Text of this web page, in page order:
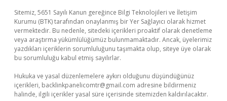
Sitemiz, 5651 Sayılı Kanun gereğince Bilgi Teknolojileri ve İletişim
Kurumu (BTK) tarafından onaylanmış bir Yer Sağlayıcı olarak hizmet
vermektedir. Bu nedenle, sitedeki içerikleri proaktif olarak denetleme
veya araştırma yükümlülüğümüz bulunmamaktadır. Ancak, üyelerimiz
yazdıkları içeriklerin sorumluluğunu taşımakta olup, siteye üye olarak
bu sorumluluğu kabul etmiş sayılırlar.
Hukuka ve yasal düzenlemelere aykırı olduğunu düşündüğünüz
içerikleri, backlinkpanelicomtr@gmail.com adresine bildirmeniz
halinde, ilgili içerikler yasal süre içerisinde sitemizden kaldırılacaktır.